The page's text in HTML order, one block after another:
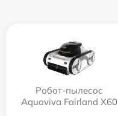
Робот-пылесос
Aquaviva Fairland X60